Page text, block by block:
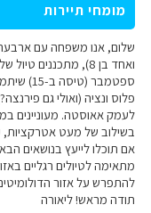
מומחי תיירות
שלום, אנו משפחה עם ארבעה
ואחד בן 8), מתכננים
ספטמבר
פלוס ונציה (ואולי גם
לעמק אאוסטה. מעוניינים
בשילוב של מעט אטרקציות,
אם תוכלו לייעץ בנושאים
מתאימה לטיולים רגליים
להתפרש על אזור
תודה מראש! ליאורה